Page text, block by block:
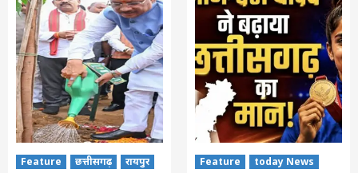
Feature छत्तीसगढ़
रायपुर
Feature
today News